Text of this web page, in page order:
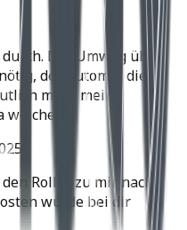
Der Umweg über
der Automat die
muss meine
Roller zu mir nach
würde bei dir